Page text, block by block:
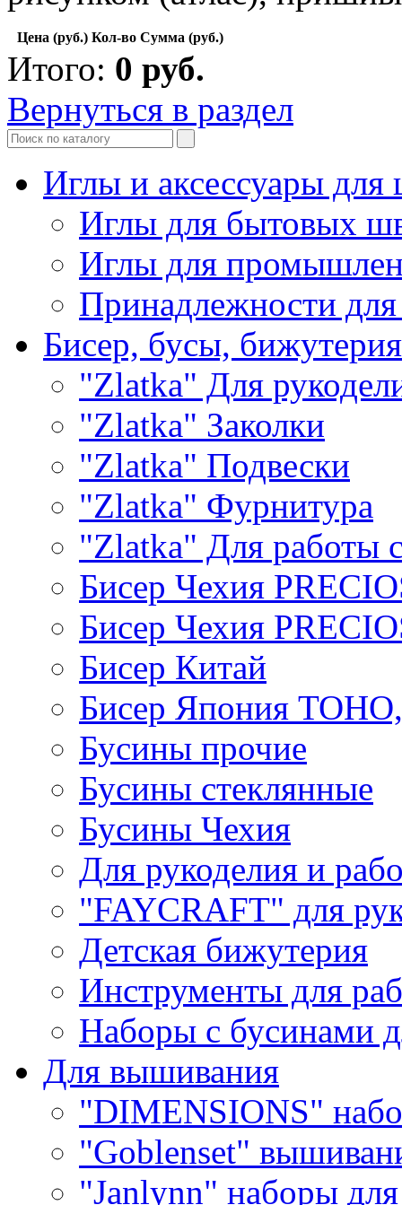
Цена (руб.) Кол-во Сумма (руб.)
Итого: 0 руб.
Вернуться в раздел
Иглы и аксессуары
Иглы для бытовых
Иглы для
Принадлежности
Бисер, бусы, бижутерия
"Zlatka" Для
"Zlatka" Заколки
"Zlatka" Подвески
"Zlatka" Фурнитура
"Zlatka" Для работы
Бисер Чехия
Бисер Чехия
Бисер Китай
Бисер Япония
Бусины прочие
Бусины стеклянные
Бусины Чехия
Для рукоделия и
"FAYCRAFT" для
Детская бижутерия
Инструменты для
Наборы с бусинами
Для вышивания
"DIMENSIONS"
"Goblenset"
"Janlynn" наборы